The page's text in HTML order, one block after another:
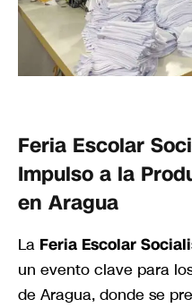
Feria Escolar
Impulso a la
en Aragua
La Feria Escolar
un evento clave para
de Aragua, donde se